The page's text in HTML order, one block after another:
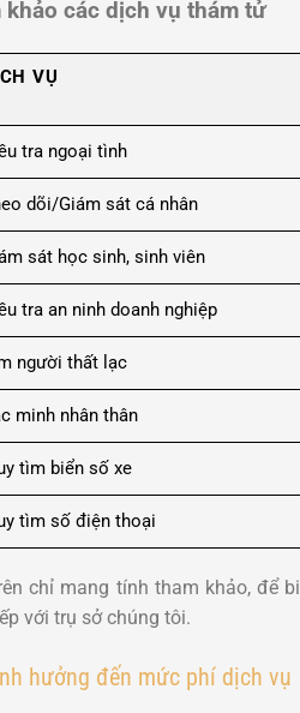
khảo các dịch vụ thám tử
VỤ
tra ngoại tình
dõi/Giám sát cá nhân
sát học sinh, sinh viên
tra an ninh doanh nghiệp
người thất lạc
minh nhân thân
tìm biển số xe
tìm số điện thoại
chỉ mang tính tham khảo, để
với trụ sở chúng tôi.
hưởng đến mức phí dịch vụ